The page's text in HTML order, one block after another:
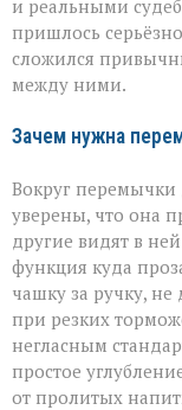
и реальными
пришлось
сложился
между ними.
Зачем нужна
Вокруг
уверены, что она
другие видят в
функция куда
чашку за ручку,
при резких
негласным
простое
от пролитых